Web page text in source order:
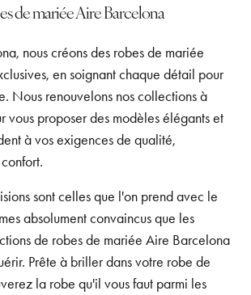
de mariée Aire Barcelona
nous créons des robes de mariée
en soignant chaque détail pour
Nous renouvelons nos collections à
vous proposer des modèles élégants et
à vos exigences de qualité,
sont celles que l'on prend avec le
absolument convaincus que les
de robes de mariée Aire Barcelona
Prête à briller dans votre robe de
la robe qu'il vous faut parmi les